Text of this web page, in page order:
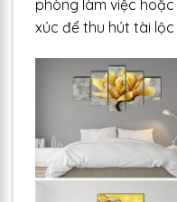
phòng làm việc
xúc để thu hút tài